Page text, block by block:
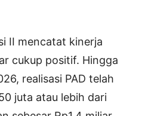
II mencatat kinerja
cukup positif. Hingga
realisasi PAD telah
juta atau lebih dari